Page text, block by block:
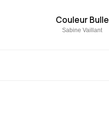
Couleur Bulle
Sabine Vaillant